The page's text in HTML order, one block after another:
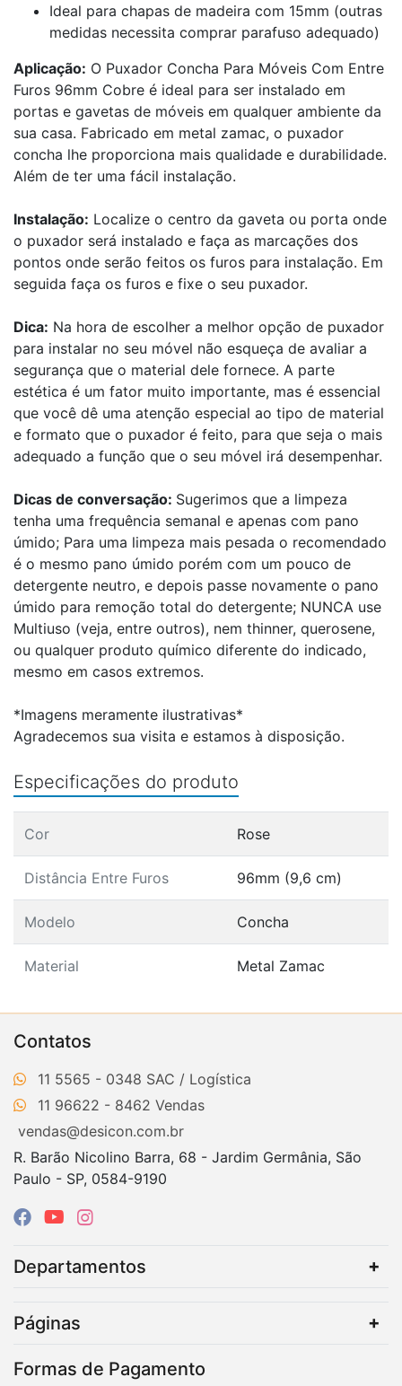
Ideal para chapas de madeira com 15mm (outras
medidas necessita comprar parafuso adequado)
Aplicação: O Puxador Concha Para Móveis Com Entre
Furos 96mm Cobre é ideal para ser instalado em
portas e gavetas de móveis em qualquer ambiente da
sua casa. Fabricado em metal zamac, o puxador
concha lhe proporciona mais qualidade e durabilidade.
Além de ter uma fácil instalação.
Instalação: Localize o centro da gaveta ou porta onde
o puxador será instalado e faça as marcações dos
pontos onde serão feitos os furos para instalação. Em
seguida faça os furos e fixe o seu puxador.
Dica: Na hora de escolher a melhor opção de puxador
para instalar no seu móvel não esqueça de avaliar a
segurança que o material dele fornece. A parte
estética é um fator muito importante, mas é essencial
que você dê uma atenção especial ao tipo de material
e formato que o puxador é feito, para que seja o mais
adequado a função que o seu móvel irá desempenhar.
Dicas de conversação: Sugerimos que a limpeza
tenha uma frequência semanal e apenas com pano
úmido; Para uma limpeza mais pesada o recomendado
é o mesmo pano úmido porém com um pouco de
detergente neutro, e depois passe novamente o pano
úmido para remoção total do detergente; NUNCA use
Multiuso (veja, entre outros), nem thinner, querosene,
ou qualquer produto químico diferente do indicado,
mesmo em casos extremos.
*Imagens meramente ilustrativas*
Agradecemos sua visita e estamos à disposição.
Especificações do produto
Cor Rose
Distância Entre Furos 96mm (9,6 cm)
Modelo Concha
Material Metal Zamac
Contatos
11 5565 - 0348
11 96622 - 8462
vendas@desicon.com.br
R. Barão Nicolino Barra, 68 - Jardim Germânia, São
Paulo - SP, 0584-9190
Departamentos
Páginas
Formas de Pagamento